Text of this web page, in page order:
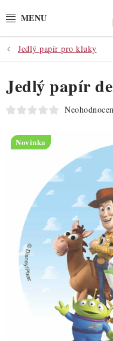
na
POTŘEBY
POMŮCKY
SUROVINY
DEKORACE
PRO OSLAVY
DO KUCHYNĚ
POCHUTINY
ZDRAVÉ PEČENÍ
DÁRKOVÉ POUKAZY
TÉMATICKÉ
Jedlý papír pro kluky
Jedlý papír
Novinka